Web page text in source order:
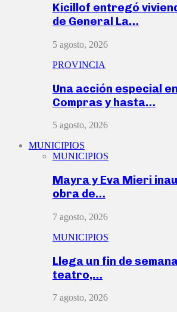
Kicillof entregó
de General La…
5 agosto, 2026
PROVINCIA
Una acción especial
Compras y hasta…
5 agosto, 2026
MUNICIPIOS
MUNICIPIOS
Mayra y Eva Mieri
obra de…
7 agosto, 2026
MUNICIPIOS
Llega un fin de
teatro,…
7 agosto, 2026